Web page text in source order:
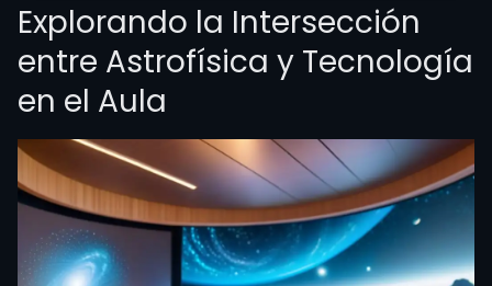
Explorando la Intersección
entre Astrofísica y Tecnología
en el Aula